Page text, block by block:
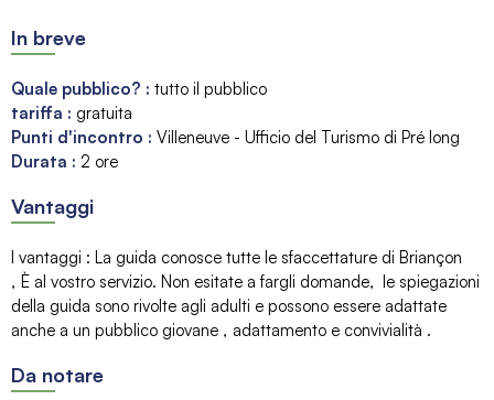
In breve
Quale pubblico? : tutto il pubblico
tariffa : gratuita
Punti d'incontro : Villeneuve - Ufficio del Turismo di Pré long
Durata : 2 ore
Vantaggi
I vantaggi : La guida conosce tutte le sfaccettature di Briançon
È al vostro servizio. Non esitate a fargli domande
le spiegazioni
della guida sono rivolte agli adulti e possono essere adattate
anche a un pubblico giovane
adattamento e convivialità
Da notare